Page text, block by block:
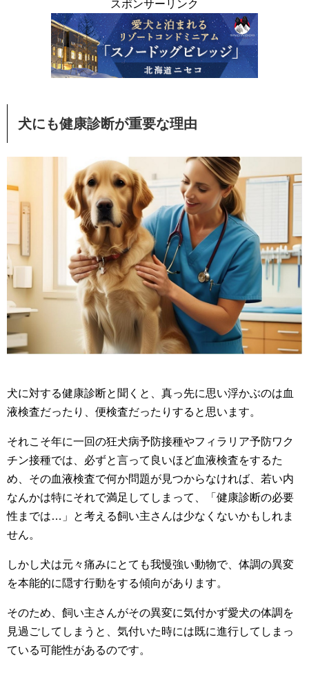
スポンサーリンク
犬にも健康診断が重要な理由
犬に対する健康診断と聞くと、真っ先に思い浮かぶのは血
液検査だったり、便検査だったりすると思います。
それこそ年に一回の狂犬病予防接種やフィラリア予防ワク
チン接種では、必ずと言って良いほど血液検査をするた
め、その血液検査で何か問題が見つからなければ、若い内
なんかは特にそれで満足してしまって、「健康診断の必要
性までは…」と考える飼い主さんは少なくないかもしれま
せん。
しかし犬は元々痛みにとても我慢強い動物で、体調の異変
を本能的に隠す行動をする傾向があります。
そのため、飼い主さんがその異変に気付かず愛犬の体調を
見過ごしてしまうと、気付いた時には既に進行してしまっ
ている可能性があるのです。